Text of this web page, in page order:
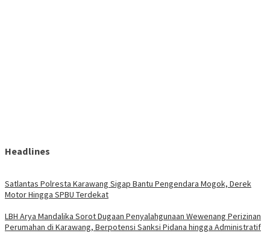
Headlines
Satlantas Polresta Karawang Sigap Bantu Pengendara Mogok, Derek
Motor Hingga SPBU Terdekat
LBH Arya Mandalika Sorot Dugaan Penyalahgunaan Wewenang Perizinan
Perumahan di Karawang, Berpotensi Sanksi Pidana hingga Administratif